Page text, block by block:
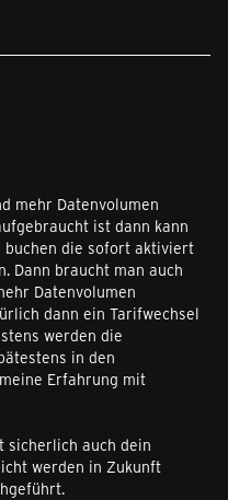
mehr Datenvolumen
ist dann kann
buchen die sofort aktiviert
Dann braucht man auch
Datenvolumen
dann ein Tarifwechsel
werden die
in den
Erfahrung mit
sicherlich auch dein
werden in Zukunft